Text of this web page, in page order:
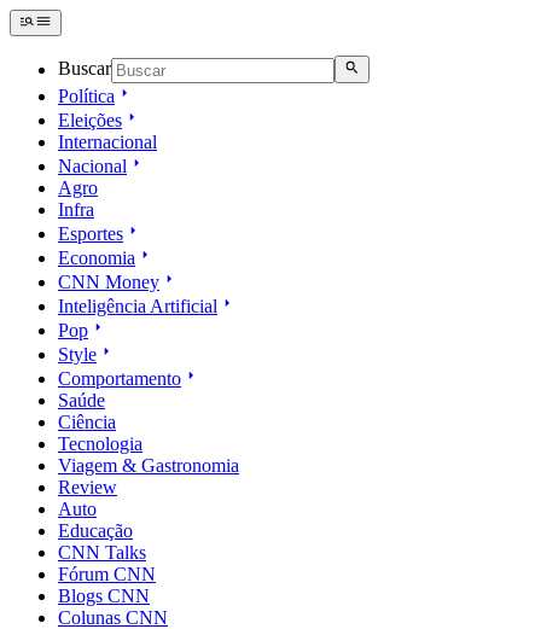
Buscar
Política
Eleições
Internacional
Nacional
Agro
Infra
Esportes
Economia
CNN Money
Inteligência Artificial
Pop
Style
Comportamento
Saúde
Ciência
Tecnologia
Viagem & Gastronomia
Review
Auto
Educação
CNN Talks
Fórum CNN
Blogs CNN
Colunas CNN